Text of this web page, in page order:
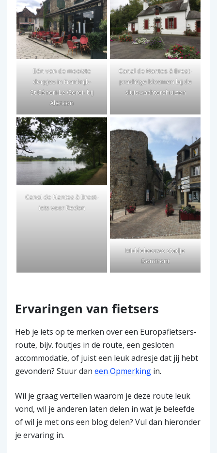
Eén van de mooiste
dorpjes in Frankrijk-
St.Céneri-Le Gerei- bij
Alencon
Canal de Nantes à Brest-
prachtige bloemen bij de
sluiswachtershuizen
Canal de Nantes à Brest-
iets voor Redon
Middeleeuws stadje
Domfront
Ervaringen van fietsers
Heb je iets op te merken over een Europafietsers-
route, bijv. foutjes in de route, een gesloten
accommodatie, of juist een leuk adresje dat jij hebt
gevonden? Stuur dan een Opmerking in.
Wil je graag vertellen waarom je deze route leuk
vond, wil je anderen laten delen in wat je beleefde
of wil je met ons een blog delen? Vul dan hieronder
je ervaring in.